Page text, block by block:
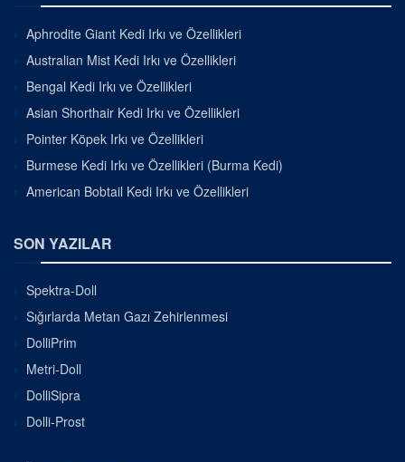
Aphrodite Giant Kedi Irkı ve Özellikleri
Australian Mist Kedi Irkı ve Özellikleri
Bengal Kedi Irkı ve Özellikleri
Asian Shorthair Kedi Irkı ve Özellikleri
Pointer Köpek Irkı ve Özellikleri
Burmese Kedi Irkı ve Özellikleri (Burma Kedi)
American Bobtail Kedi Irkı ve Özellikleri
SON YAZILAR
Spektra-Doll
Sığırlarda Metan Gazı Zehirlenmesi
DolliPrim
Metri-Doll
DolliSipra
Dolli-Prost